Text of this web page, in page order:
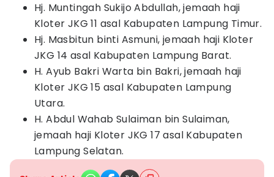
Hj. Muntingah Sukijo Abdullah, jemaah haji
Kloter JKG 11 asal Kabupaten Lampung Timur.
Hj. Masbitun binti Asmuni, jemaah haji Kloter
JKG 14 asal Kabupaten Lampung Barat.
H. Ayub Bakri Warta bin Bakri, jemaah haji
Kloter JKG 15 asal Kabupaten Lampung
Utara.
H. Abdul Wahab Sulaiman bin Sulaiman,
jemaah haji Kloter JKG 17 asal Kabupaten
Lampung Selatan.